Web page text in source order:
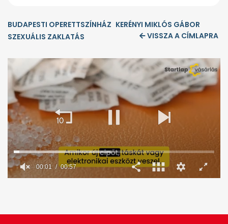
BUDAPESTI OPERETTSZÍNHÁZ KERÉNYI MIKLÓS GÁBOR
SZEXUÁLIS ZAKLATÁS
VISSZA A CÍMLAPRA
seconds
00:02 00:57